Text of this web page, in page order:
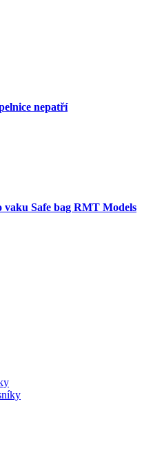
nepatří
vaku Safe bag RMT Models